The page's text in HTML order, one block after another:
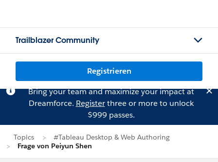
Trailblazer Community
Registrieren
Bring your team and maximize your impact at
Dreamforce. Registerthree or more to unlock
$999 passes.
Topics
#Tableau Desktop & Web Authoring
Frage von Peiyun Shen